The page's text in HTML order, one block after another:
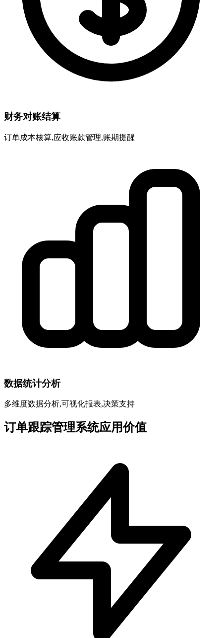
财务对账结算
订单成本核算,应收账款管理,账期提醒
数据统计分析
多维度数据分析,可视化报表,决策支持
订单跟踪管理系统应用价值